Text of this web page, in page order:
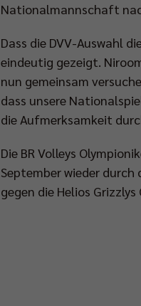
Nationalmannschaft
Dass die DVV-Auswahl
eindeutig gezeigt.
nun gemeinsam
dass unsere
die Aufmerksamkeit
Die BR Volleys
September wieder
gegen die Helios